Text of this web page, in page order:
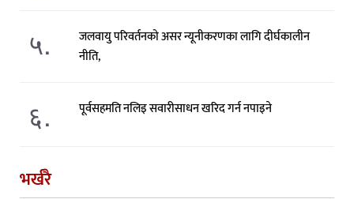
५.
जलवायु परिवर्तनको असर न्यूनीकरणका लागि दीर्घकालीन
नीति,
६. पूर्वसहमति नलिइ सवारीसाधन खरिद गर्न नपाइने
भर्खरै